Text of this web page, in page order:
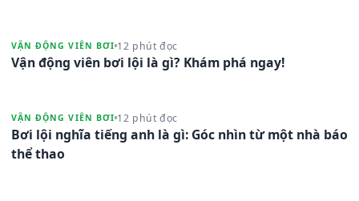
VẬN ĐỘNG VIÊN BƠI 12 phút đọc
Vận động viên bơi lội là gì? Khám phá ngay!
VẬN ĐỘNG VIÊN BƠI 12 phút đọc
Bơi lội nghĩa tiếng anh là gì: Góc nhìn từ một nhà báo
thể thao